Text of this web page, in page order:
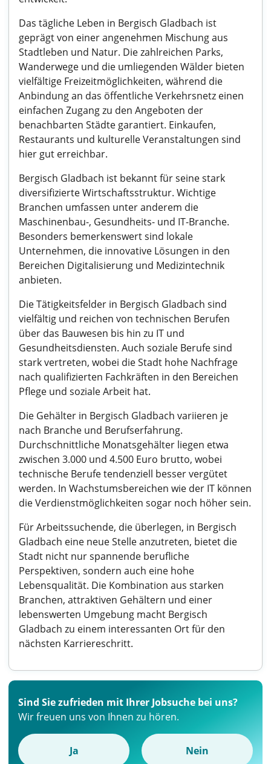
Das tägliche Leben in Bergisch Gladbach ist
geprägt von einer angenehmen Mischung aus
Stadtleben und Natur. Die zahlreichen Parks,
Wanderwege und die umliegenden Wälder bieten
vielfältige Freizeitmöglichkeiten, während die
Anbindung an das öffentliche Verkehrsnetz einen
einfachen Zugang zu den Angeboten der
benachbarten Städte garantiert. Einkaufen,
Restaurants und kulturelle Veranstaltungen sind
hier gut erreichbar.
Bergisch Gladbach ist bekannt für seine stark
diversifizierte Wirtschaftsstruktur. Wichtige
Branchen umfassen unter anderem die
Maschinenbau-, Gesundheits- und IT-Branche.
Besonders bemerkenswert sind lokale
Unternehmen, die innovative Lösungen in den
Bereichen Digitalisierung und Medizintechnik
anbieten.
Die Tätigkeitsfelder in Bergisch Gladbach sind
vielfältig und reichen von technischen Berufen
über das Bauwesen bis hin zu IT und
Gesundheitsdiensten. Auch soziale Berufe sind
stark vertreten, wobei die Stadt hohe Nachfrage
nach qualifizierten Fachkräften in den Bereichen
Pflege und soziale Arbeit hat.
Die Gehälter in Bergisch Gladbach variieren je
nach Branche und Berufserfahrung.
Durchschnittliche Monatsgehälter liegen etwa
zwischen 3.000 und 4.500 Euro brutto, wobei
technische Berufe tendenziell besser vergütet
werden. In Wachstumsbereichen wie der IT können
die Verdienstmöglichkeiten sogar noch höher sein.
Für Arbeitssuchende, die überlegen, in Bergisch
Gladbach eine neue Stelle anzutreten, bietet die
Stadt nicht nur spannende berufliche
Perspektiven, sondern auch eine hohe
Lebensqualität. Die Kombination aus starken
Branchen, attraktiven Gehältern und einer
lebenswerten Umgebung macht Bergisch
Gladbach zu einem interessanten Ort für den
nächsten Karriereschritt.
Sind Sie zufrieden mit Ihrer Jobsuche bei uns?
Wir freuen uns von Ihnen zu hören.
Ja Nein